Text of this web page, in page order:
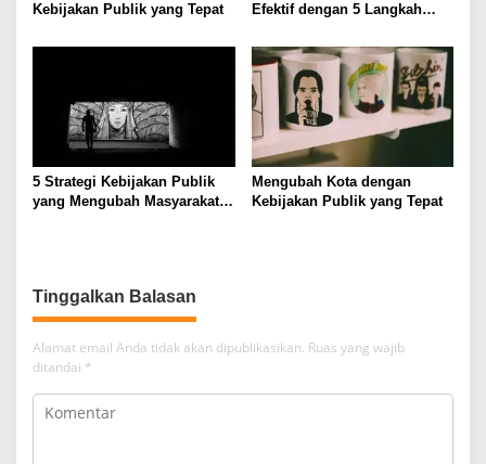
Kebijakan Publik yang Tepat
Efektif dengan 5 Langkah
5 Strategi Kebijakan Publik
yang Mengubah Masyarakat
Mengubah Kota dengan
Kebijakan Publik yang Tepat
Tinggalkan Balasan
Alamat email Anda tidak akan dipublikasikan. Ruas yang wajib
ditandai *